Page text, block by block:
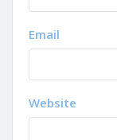
Email
Website